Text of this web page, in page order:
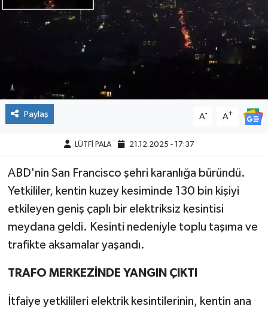
Paylaş A- A+
LÜTFİ PALA 21.12.2025 - 17:37
ABD'nin San Francisco şehri karanlığa büründü.
Yetkililer, kentin kuzey kesiminde 130 bin kişiyi
etkileyen geniş çaplı bir elektriksiz kesintisi
meydana geldi. Kesinti nedeniyle toplu taşıma ve
trafikte aksamalar yaşandı.
TRAFO MERKEZİNDE YANGIN ÇIKTI
İtfaiye yetkilileri elektrik kesintilerinin, kentin ana